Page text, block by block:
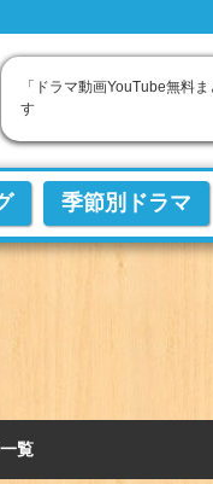
「ドラマ動画YouTube無料
す
季節別ドラマ
覧